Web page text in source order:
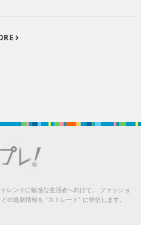
レンドに敏感な生活者へ向けて、
ファッショ
の最新情報を “ストレート” に発信します。